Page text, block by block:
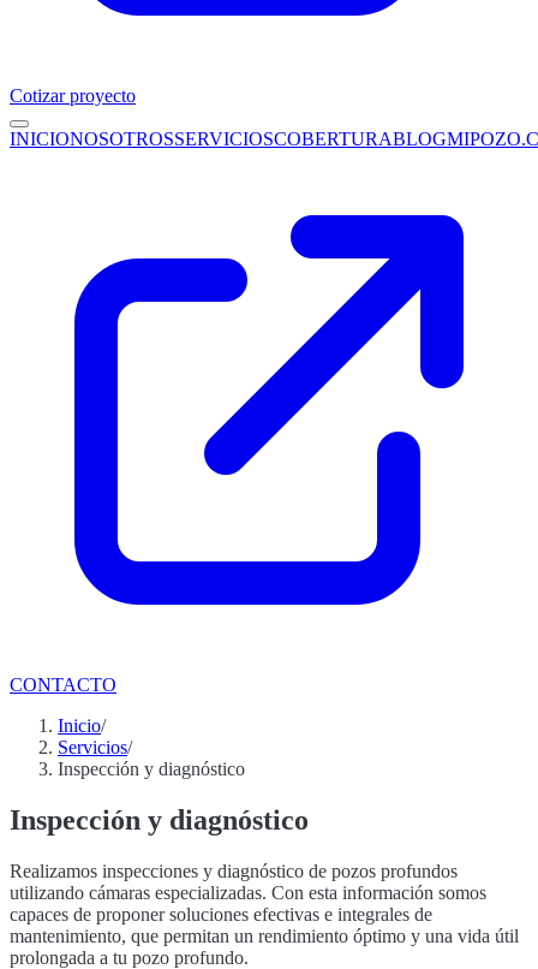
Cotizar proyecto
INICIONOSOTROSSERVICIOSCOBERTURABLOG
CONTACTO
Inicio/
Servicios/
Inspección y diagnóstico
Inspección y diagnóstico
Realizamos inspecciones y diagnóstico de pozos profundos
utilizando cámaras especializadas. Con esta información somos
capaces de proponer soluciones efectivas e integrales de
mantenimiento, que permitan un rendimiento óptimo y una vida útil
prolongada a tu pozo profundo.